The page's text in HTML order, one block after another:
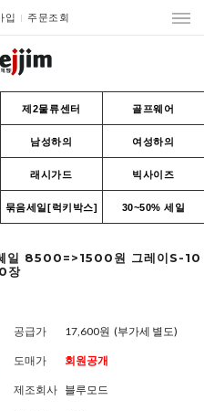
입 주문조회
제2물류센터 골프웨어
남성하의 여성하의
래시가드 빅사이즈
묶음세일[럭키박스] 30~50% 세일
일 8500=>1500원 그레이S-10
장
공급가 17,600원 (부가세 별도)
도매가 회원공개
제조회사 블루모드